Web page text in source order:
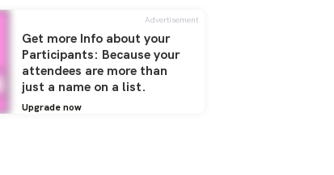
Advertisement
Get more Info about your
Participants: Because your
attendees are more than
just a name on a list.
Upgrade now